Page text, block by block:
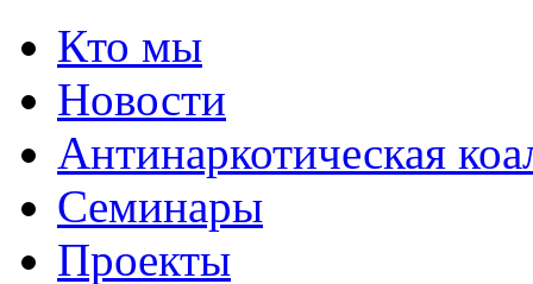
Кто мы
Новости
Антинаркотическая
Семинары
Проекты